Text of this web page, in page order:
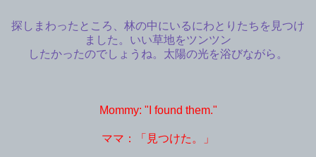
探しまわったところ、林の中にいるにわとりたちを見つけ
ました。いい草地をツンツン
したかったのでしょうね。太陽の光を浴びながら。
Mommy: "I found them."
ママ：「見つけた。」